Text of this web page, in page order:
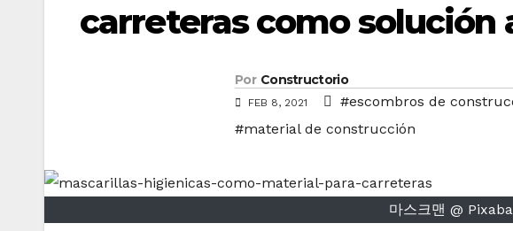
carreteras como solución
Por Constructorio
FEB 8, 2021 #escombros de
#material de construcción
마스크맨 @